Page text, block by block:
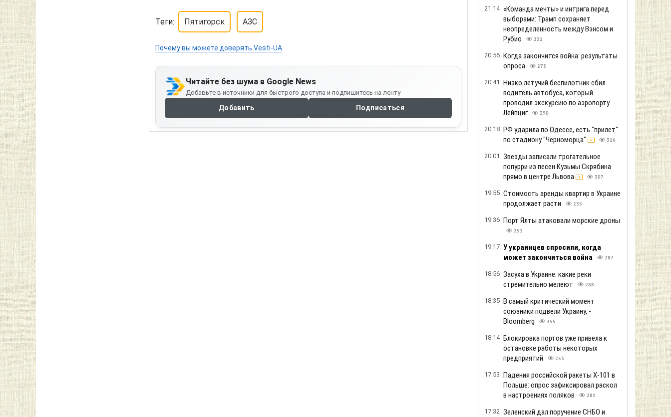
Теги: Пятигорск АЗС
Почему вы можете доверять Vesti-UA
Читайте без шума в Google News
Добавьте в источники для быстрого доступа и подпишитесь на ленту
Добавить Подписаться
21:14 «Команда мечты» и интрига перед
выборами: Трамп сохраняет
неопределенность между Вэнсом и
Рубио
231
20:56 Когда закончится война: результаты
опроса
273
20:41 Низко летучий беспилотник сбил
водитель автобуса, который
проводил экскурсию по аэропорту
Лейпциг
390
20:18 РФ ударила по Одессе, есть "прилет"
по стадиону "Черноморца"
316
20:01 Звезды записали трогательное
попурри из песен Кузьмы Скрябина
прямо в центре Львова
307
19:55 Стоимость аренды квартир в Украине
продолжает расти
235
19:36 Порт Ялты атаковали морские дроны
251
19:17 У украинцев спросили, когда
может закончиться война
287
18:56 Засуха в Украине: какие реки
стремительно мелеют
288
18:35 В самый критический момент
союзники подвели Украину, -
Bloomberg
355
18:14 Блокировка портов уже привела к
остановке работы некоторых
предприятий
253
17:53 Падения российской ракеты Х-101 в
Польше: опрос зафиксировал раскол
в настроениях поляков
281
17:32 Зеленский дал поручение СНБО и